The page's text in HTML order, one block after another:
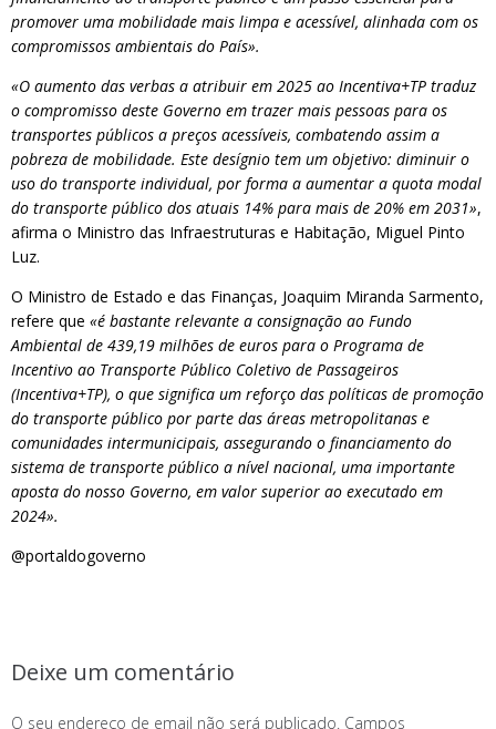
promover uma mobilidade mais limpa e acessível, alinhada com os
compromissos ambientais do País».
«O aumento das verbas a atribuir em 2025 ao Incentiva+TP traduz
o compromisso deste Governo em trazer mais pessoas para os
transportes públicos a preços acessíveis, combatendo assim a
pobreza de mobilidade. Este desígnio tem um objetivo: diminuir o
uso do transporte individual, por forma a aumentar a quota modal
do transporte público dos atuais 14% para mais de 20% em 2031»,
afirma o Ministro das Infraestruturas e Habitação, Miguel Pinto
Luz.
O Ministro de Estado e das Finanças, Joaquim Miranda Sarmento,
refere que «é bastante relevante a consignação ao Fundo
Ambiental de 439,19 milhões de euros para o Programa de
Incentivo ao Transporte Público Coletivo de Passageiros
(Incentiva+TP), o que significa um reforço das políticas de promoção
do transporte público por parte das áreas metropolitanas e
comunidades intermunicipais, assegurando o financiamento do
sistema de transporte público a nível nacional, uma importante
aposta do nosso Governo, em valor superior ao executado em
2024».
@portaldogoverno
Deixe um comentário
O seu endereço de email não será publicado. Campos